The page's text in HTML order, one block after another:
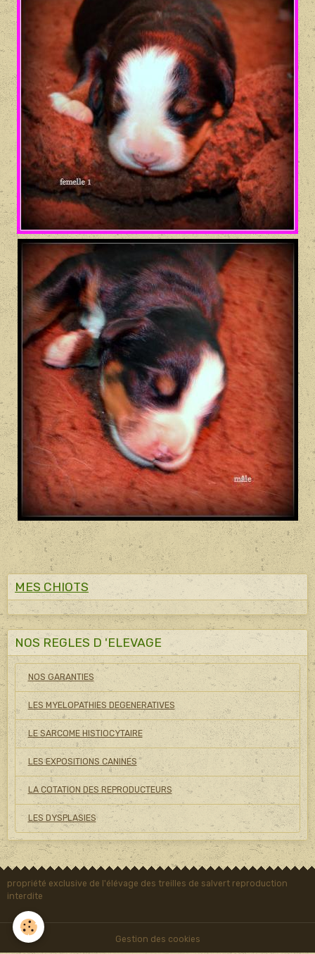
MES CHIOTS
NOS REGLES D 'ELEVAGE
NOS GARANTIES
LES MYELOPATHIES DEGENERATIVES
LE SARCOME HISTIOCYTAIRE
LES EXPOSITIONS CANINES
LA COTATION DES REPRODUCTEURS
LES DYSPLASIES
propriété exclusive de l'élévage des treilles de salvert reproduction
interdite
Gestion des cookies